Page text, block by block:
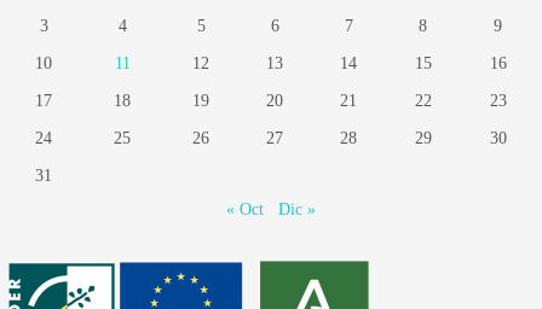
3 4 5 6 7 8 9
10 11 12 13 14 15 16
17 18 19 20 21 22 23
24 25 26 27 28 29 30
31
« Oct
Dic »